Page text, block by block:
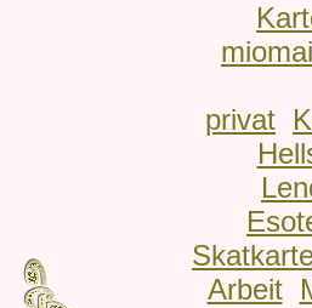
privat
Arbeit